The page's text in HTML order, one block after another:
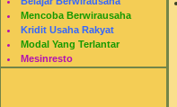
Mencoba Berwirausaha
Kridit Usaha Rakyat
Modal Yang Terlantar
Mesinresto